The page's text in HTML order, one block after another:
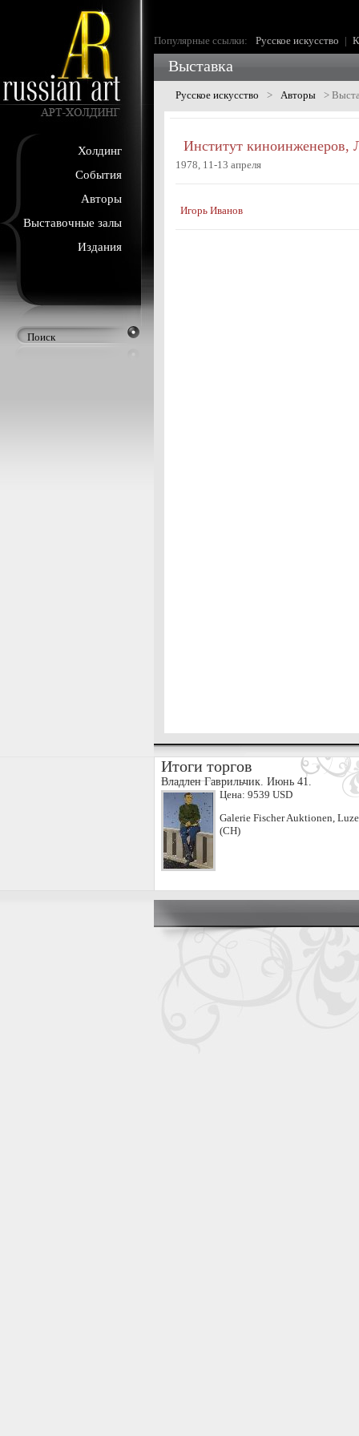
Холдинг
События
Авторы
Выставочные залы
Издания
Популярные ссылки: Русское искусство |
Выставка
Русское искусство > Авторы >
Институт киноинженеров,
1978, 11-13 апреля
Игорь Иванов
Итоги торгов
Владлен Гаврильчик. Июнь 41.
Цена: 9539 USD
Galerie Fischer Auktionen,
(CH)